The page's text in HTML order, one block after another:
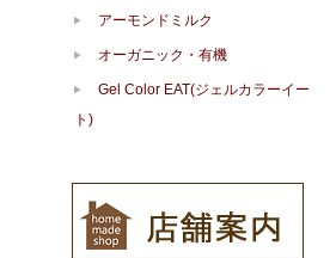
アーモンドミルク
オーガニック・有機
Gel Color EAT(ジェルカラーイー
ト)